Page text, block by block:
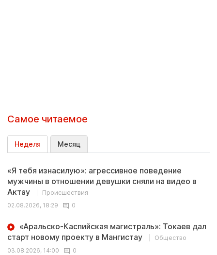
Самое читаемое
Неделя Месяц
«Я тебя изнасилую»: агрессивное поведение
мужчины в отношении девушки сняли на видео в
Актау
Происшествия
02.08.2026, 18:29
0
«Аральско-Каспийская магистраль»: Токаев дал
старт новому проекту в Мангистау
Общество
03.08.2026, 14:00
0